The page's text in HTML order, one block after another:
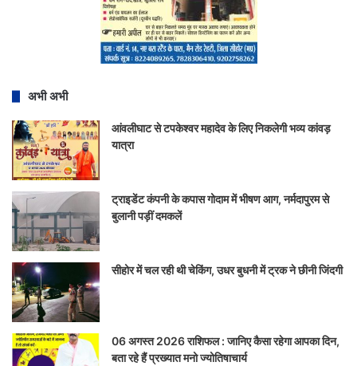
अभी अभी
आंवलीघाट से टपकेश्वर महादेव के लिए निकलेगी भव्य कांवड़
यात्रा
ट्राइडेंट कंपनी के कपास गोदाम में भीषण आग, नर्मदापुरम से
बुलानी पड़ीं दमकलें
सीहोर में चल रही थी चेकिंग, उधर बुधनी में ट्रक ने छीनी जिंदगी
06 अगस्त 2026 राशिफल : जानिए कैसा रहेगा आपका दिन,
बता रहे हैं प्रख्यात मनो ज्योतिषाचार्य